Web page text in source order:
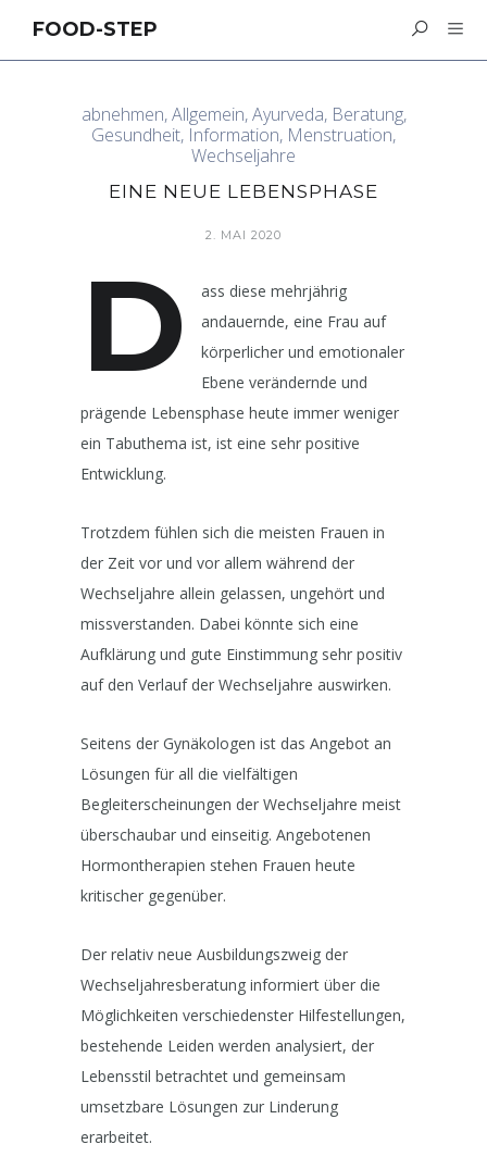
FOOD-STEP
abnehmen,Allgemein,Ayurveda, Beratung,
Gesundheit, Information, Menstruation,
Wechseljahre
EINE NEUE LEBENSPHASE
2. MAI 2020
D
ass diese mehrjährig
andauernde, eine Frau auf
körperlicher und emotionaler
Ebene verändernde und
prägende Lebensphase heute immer weniger
ein Tabuthema ist, ist eine sehr positive
Entwicklung.
Trotzdem fühlen sich die meisten Frauen in
der Zeit vor und vor allem während der
Wechseljahre allein gelassen, ungehört und
missverstanden. Dabei könnte sich eine
Aufklärung und gute Einstimmung sehr positiv
auf den Verlauf der Wechseljahre auswirken.
Seitens der Gynäkologen ist das Angebot an
Lösungen für all die vielfältigen
Begleiterscheinungen der Wechseljahre meist
überschaubar und einseitig. Angebotenen
Hormontherapien stehen Frauen heute
kritischer gegenüber.
Der relativ neue Ausbildungszweig der
Wechseljahresberatung informiert über die
Möglichkeiten verschiedenster Hilfestellungen,
bestehende Leiden werden analysiert, der
Lebensstil betrachtet und gemeinsam
umsetzbare Lösungen zur Linderung
erarbeitet.